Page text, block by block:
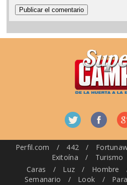
Perfil.com / 442 /
Exitoína
/ Turismo
Caras
/ Luz / Hombre
Semanario
/ Look /